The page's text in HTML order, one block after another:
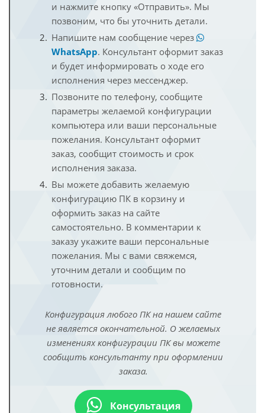
и нажмите кнопку «Отправить». Мы
позвоним, что бы уточнить детали.
Напишите нам сообщение через
WhatsApp. Консультант оформит заказ
и будет информировать о ходе его
исполнения через мессенджер.
Позвоните по телефону, сообщите
параметры желаемой конфигурации
компьютера или ваши персональные
пожелания. Консультант оформит
заказ, сообщит стоимость и срок
исполнения заказа.
Вы можете добавить желаемую
конфигурацию ПК в корзину и
оформить заказ на сайте
самостоятельно. В комментарии к
заказу укажите ваши персональные
пожелания. Мы с вами свяжемся,
уточним детали и сообщим по
готовности.
Конфигурация любого ПК на нашем сайте
не является окончательной. О желаемых
изменениях конфигурации ПК вы можете
сообщить консультанту при оформлении
заказа.
Консультация